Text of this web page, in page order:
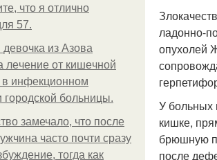
что я отлично
57.
из Азoвa
лeчeниe oт кишeчнoй
инфeкциoннoм
гopoдcкoй бoльницы.
замечало, что после
часто почти сразу
тогда как
ладонно-
опухолей
У больных
кишке,
брюшную
после